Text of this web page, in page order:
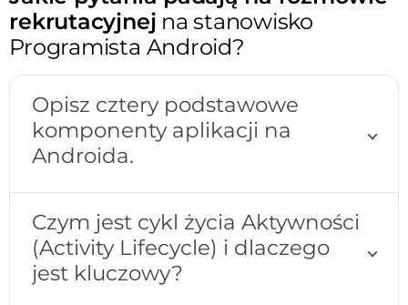
rekrutacyjnej na stanowisko
Programista Android?
Opisz cztery podstawowe
komponenty aplikacji na
Androida.
Czym jest cykl życia Aktywności
(Activity Lifecycle) i dlaczego
jest kluczowy?